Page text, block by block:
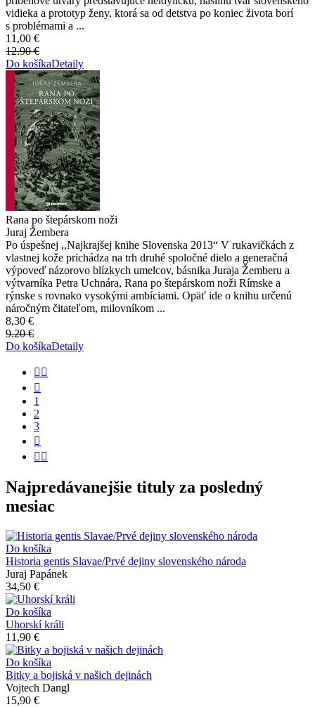
vidieka a prototyp ženy, ktorá sa od detstva po koniec života borí
s problémami a ...
11,00 €
12.90 €
Do košíkaDetaily
Rana po štepárskom noži
Juraj Žembera
Po úspešnej ,,Najkrajšej knihe Slovenska 2013“ V rukavičkách z
vlastnej kože prichádza na trh druhé spoločné dielo a generačná
výpoveď názorovo blízkych umelcov, básnika Juraja Žemberu a
výtvarníka Petra Uchnára, Rana po štepárskom noži Rímske a
rýnske s rovnako vysokými ambíciami. Opäť ide o knihu určenú
náročným čitateľom, milovníkom ...
8,30 €
9.20 €
Do košíkaDetaily


1
2
3


Najpredávanejšie tituly za posledný
mesiac
Do košíka
Historia gentis Slavae/Prvé dejiny slovenského národa
Juraj Papánek
34,50 €
Do košíka
Uhorskí králi
11,90 €
Do košíka
Bitky a bojiská v našich dejinách
Vojtech Dangl
15,90 €